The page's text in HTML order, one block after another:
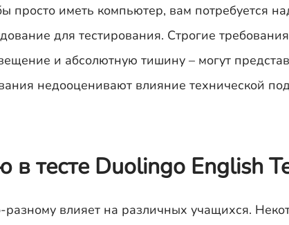
просто иметь компьютер, вам потребуется
для тестирования. Строгие
и абсолютную тишину – могут
недооценивают влияние технической
тесте Duolingo English
влияет на различных учащихся.